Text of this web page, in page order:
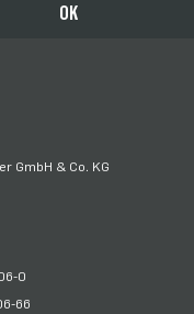
OK
GmbH & Co. KG
0
66